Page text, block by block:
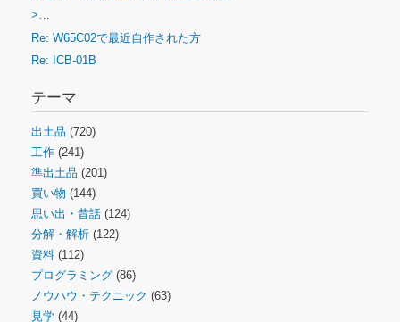
>…
Re: W65C02で最近自作された方
Re: ICB-01B
テーマ
出土品 (720)
工作 (241)
準出土品 (201)
買い物 (144)
思い出・昔話 (124)
分解・解析 (122)
資料 (112)
プログラミング (86)
ノウハウ・テクニック (63)
見学 (44)